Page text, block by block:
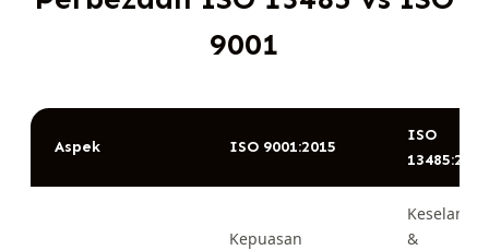
9001
Aspek ISO 9001:2015
ISO
13485:2016
Kepuasan
&